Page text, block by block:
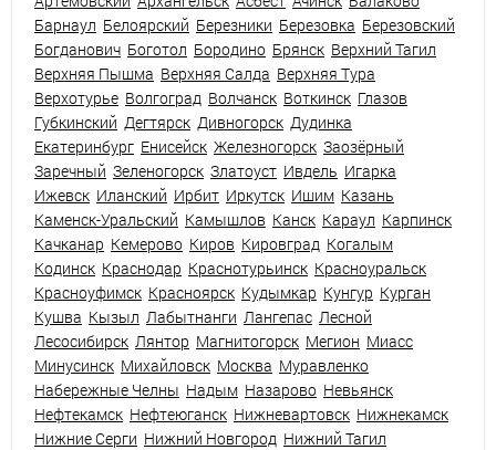
Барнаул Белоярский Березники Березовка Березовский
Богданович Боготол Бородино Брянск Верхний Тагил
Верхняя Пышма Верхняя Салда Верхняя Тура
Верхотурье Волгоград Волчанск Воткинск Глазов
Губкинский Дегтярск Дивногорск Дудинка
Екатеринбург Енисейск Железногорск Заозёрный
Заречный Зеленогорск Златоуст Ивдель Игарка
Ижевск Иланский Ирбит Иркутск Ишим Казань
Каменск-Уральский Камышлов Канск Караул Карпинск
Качканар Кемерово Киров Кировград Когалым
Кодинск Краснодар Краснотурьинск Красноуральск
Красноуфимск Красноярск Кудымкар Кунгур Курган
Кушва Кызыл Лабытнанги Лангепас Лесной
Лесосибирск Лянтор Магнитогорск Мегион Миасс
Минусинск Михайловск Москва Муравленко
Набережные Челны Надым Назарово Невьянск
Нефтекамск Нефтеюганск Нижневартовск Нижнекамск
Нижние Серги Нижний Новгород Нижний Тагил